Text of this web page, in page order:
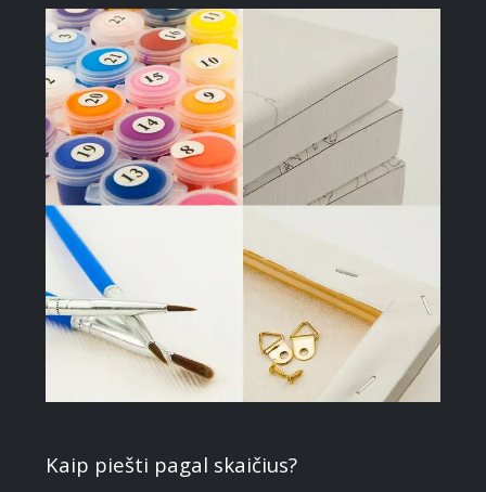
Kaip piešti pagal skaičius?